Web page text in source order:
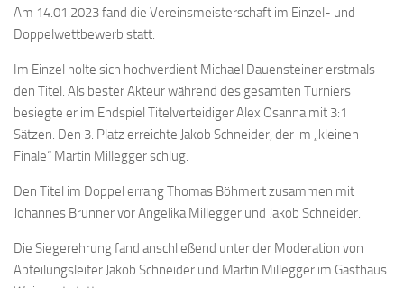
Am 14.01.2023 fand die Vereinsmeisterschaft im Einzel- und
Doppelwettbewerb statt.
Im Einzel holte sich hochverdient Michael Dauensteiner erstmals
den Titel. Als bester Akteur während des gesamten Turniers
besiegte er im Endspiel Titelverteidiger Alex Osanna mit 3:1
Sätzen. Den 3. Platz erreichte Jakob Schneider, der im „kleinen
Finale“ Martin Millegger schlug.
Den Titel im Doppel errang Thomas Böhmert zusammen mit
Johannes Brunner vor Angelika Millegger und Jakob Schneider.
Die Siegerehrung fand anschließend unter der Moderation von
Abteilungsleiter Jakob Schneider und Martin Millegger im Gasthaus